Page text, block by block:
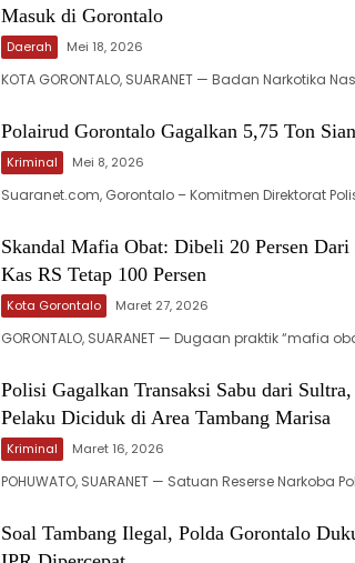
Masuk di Gorontalo
Daerah Mei 18, 2026
‎KOTA GORONTALO, SUARANET — Badan Narkotika
Polairud Gorontalo Gagalkan 5,75 Ton
Kriminal Mei 8, 2026
Suaranet.com, Gorontalo – Komitmen Direktorat
‎Skandal Mafia Obat: Dibeli 20 Persen
Kas RS Tetap 100 Persen
Kota Gorontalo Maret 27, 2026
GORONTALO, SUARANET — Dugaan praktik “mafia
Polisi Gagalkan Transaksi Sabu dari
Pelaku Diciduk di Area Tambang Marisa
Kriminal Maret 16, 2026
POHUWATO, SUARANET — Satuan Reserse Narkoba
Soal Tambang Ilegal, Polda Gorontalo